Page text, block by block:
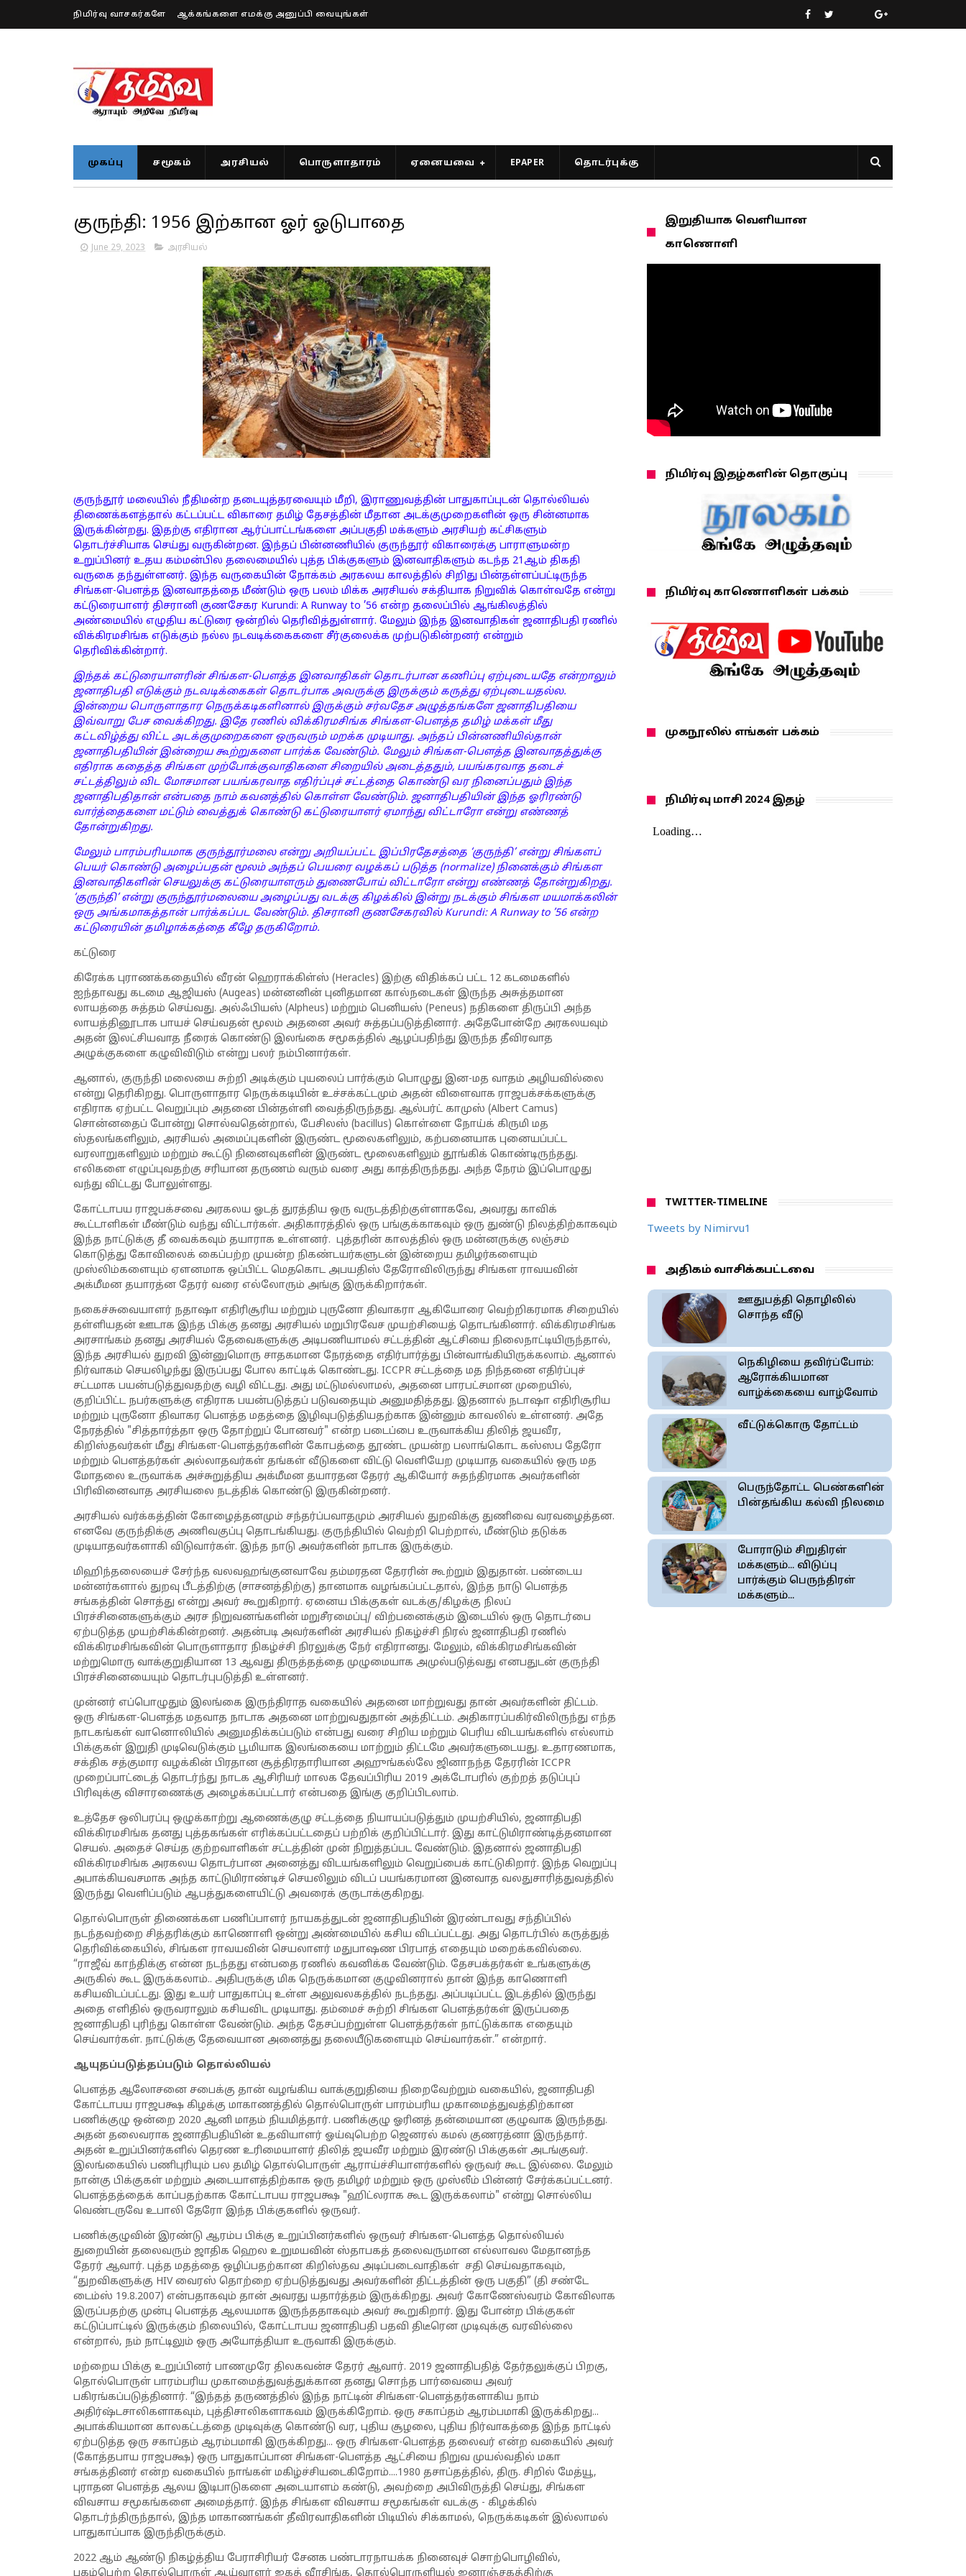
நிமிர்வு வாசகர்களே ஆக்கங்களை எமக்கு அனுப்பி வையுங்கள்
முகப்பு சமூகம் அரசியல் பொருளாதாரம் ஏனையவை EPAPER தொடர்புக்கு
குருந்தி: 1956 இற்கான ஓர் ஓடுபாதை
June 29, 2023 அரசியல்
குருந்தூர் மலையில் நீதிமன்ற தடையுத்தரவையும் மீறி, இராணுவத்தின் பாதுகாப்புடன் தொல்லியல்
திணைக்களத்தால் கட்டப்பட்ட விகாரை தமிழ் தேசத்தின் மீதான அடக்குமுறைகளின் ஒரு சின்னமாக
இருக்கின்றது. இதற்கு எதிரான ஆர்ப்பாட்டங்களை அப்பகுதி மக்களும் அரசியற் கட்சிகளும்
தொடர்ச்சியாக செய்து வருகின்றன. இந்தப் பின்னணியில் குருந்தூர் விகாரைக்கு பாராளுமன்ற
உறுப்பினர் உதய கம்மன்பில தலைமையில் புத்த பிக்குகளும் இனவாதிகளும் கடந்த 21ஆம் திகதி
வருகை தந்துள்ளனர். இந்த வருகையின் நோக்கம் அரகலய காலத்தில் சிறிது பின்தள்ளப்பட்டிருந்த
சிங்கள-பௌத்த இனவாதத்தை மீண்டும் ஒரு பலம் மிக்க அரசியல் சக்தியாக நிறுவிக் கொள்வதே என்று
கட்டுரையாளர் திசரானி குணசேகர Kurundi: A Runway to ’56 என்ற தலைப்பில் ஆங்கிலத்தில்
அண்மையில் எழுதிய கட்டுரை ஒன்றில் தெரிவித்துள்ளார். மேலும் இந்த இனவாதிகள் ஜனாதிபதி ரணில்
விக்கிரமசிங்க எடுக்கும் நல்ல நடவடிக்கைகளை சீர்குலைக்க முற்படுகின்றனர் என்றும்
தெரிவிக்கின்றார்.
இந்தக் கட்டுரையாளரின் சிங்கள-பௌத்த இனவாதிகள் தொடர்பான கணிப்பு ஏற்புடையதே என்றாலும்
ஜனாதிபதி எடுக்கும் நடவடிக்கைகள் தொடர்பாக அவருக்கு இருக்கும் கருத்து ஏற்புடையதல்ல.
இன்றைய பொருளாதார நெருக்கடிகளினால் இருக்கும் சர்வதேச அழுத்தங்களே ஜனாதிபதியை
இவ்வாறு பேச வைக்கிறது. இதே ரணில் விக்கிரமசிங்க சிங்கள-பௌத்த தமிழ் மக்கள் மீது
கட்டவிழ்த்து விட்ட அடக்குமுறைகளை ஒருவரும் மறக்க முடியாது. அந்தப் பின்னணியில்தான்
ஜனாதிபதியின் இன்றைய கூற்றுகளை பார்க்க வேண்டும். மேலும் சிங்கள-பௌத்த இனவாதத்துக்கு
எதிராக கதைத்த சிங்கள முற்போக்குவாதிகளை சிறையில் அடைத்ததும், பயங்கரவாத தடைச்
சட்டத்திலும் விட மோசமான பயங்கரவாத எதிர்ப்புச் சட்டத்தை கொண்டு வர நினைப்பதும் இந்த
ஜனாதிபதிதான் என்பதை நாம் கவனத்தில் கொள்ள வேண்டும். ஜனாதிபதியின் இந்த ஓரிரண்டு
வார்த்தைகளை மட்டும் வைத்துக் கொண்டு கட்டுரையாளர் ஏமாந்து விட்டாரோ என்று எண்ணத்
தோன்றுகிறது.
மேலும் பாரம்பரியமாக குருந்தூர்மலை என்று அறியப்பட்ட இப்பிரதேசத்தை ‘குருந்தி’ என்று சிங்களப்
பெயர் கொண்டு அழைப்பதன் மூலம் அந்தப் பெயரை வழக்கப் படுத்த (normalize) நினைக்கும் சிங்கள
இனவாதிகளின் செயலுக்கு கட்டுரையாளரும் துணைபோய் விட்டாரோ என்று எண்ணத் தோன்றுகிறது.
‘குருந்தி’ என்று குருந்தூர்மலையை அழைப்பது வடக்கு கிழக்கில் இன்று நடக்கும் சிங்கள மயமாக்கலின்
ஒரு அங்கமாகத்தான் பார்க்கப்பட வேண்டும். திசரானி குணசேகரவில் Kurundi: A Runway to ’56 என்ற
கட்டுரையின் தமிழாக்கத்தை கீழே தருகிறோம்.
கட்டுரை
கிரேக்க புராணக்கதையில் வீரன் ஹெராக்கிள்ஸ் (Heracles) இற்கு விதிக்கப் பட்ட 12 கடமைகளில்
ஐந்தாவது கடமை ஆஜியஸ் (Augeas) மன்னனின் புனிதமான கால்நடைகள் இருந்த அசுத்தமான
லாயத்தை சுத்தம் செய்வது. அல்ஃபியஸ் (Alpheus) மற்றும் பெனியஸ் (Peneus) நதிகளை திருப்பி அந்த
லாயத்தினூடாக பாயச் செய்வதன் மூலம் அதனை அவர் சுத்தப்படுத்தினார். அதேபோன்றே அரகலயவும்
அதன் இலட்சியவாத நீரைக் கொண்டு இலங்கை சமூகத்தில் ஆழப்பதிந்து இருந்த தீவிரவாத
அழுக்குகளை கழுவிவிடும் என்று பலர் நம்பினார்கள்.
ஆனால், குருந்தி மலையை சுற்றி அடிக்கும் புயலைப் பார்க்கும் பொழுது இன-மத வாதம் அழியவில்லை
என்று தெரிகிறது. பொருளாதார நெருக்கடியின் உச்சக்கட்டமும் அதன் விளைவாக ராஜபக்சக்களுக்கு
எதிராக ஏற்பட்ட வெறுப்பும் அதனை பின்தள்ளி வைத்திருந்தது. ஆல்பர்ட் காமுஸ் (Albert Camus)
சொன்னதைப் போன்று சொல்வதென்றால், பேசிலஸ் (bacillus) கொள்ளை நோய்க் கிருமி மத
ஸ்தலங்களிலும், அரசியல் அமைப்புகளின் இருண்ட மூலைகளிலும், கற்பனையாக புனையப்பட்ட
வரலாறுகளிலும் மற்றும் கூட்டு நினைவுகளின் இருண்ட மூலைகளிலும் தூங்கிக் கொண்டிருந்தது.
எலிகளை எழுப்புவதற்கு சரியான தருணம் வரும் வரை அது காத்திருந்தது. அந்த நேரம் இப்பொழுது
வந்து விட்டது போலுள்ளது.
கோட்டாபய ராஜபக்சவை அரகலய ஓடத் துரத்திய ஒரு வருடத்திற்குள்ளாகவே, அவரது காவிக்
கூட்டாளிகள் மீண்டும் வந்து விட்டார்கள். அதிகாரத்தில் ஒரு பங்குக்காகவும் ஒரு துண்டு நிலத்திற்காகவும்
இந்த நாட்டுக்கு தீ வைக்கவும் தயாராக உள்ளனர். புத்தரின் காலத்தில் ஒரு மன்னருக்கு லஞ்சம்
கொடுத்து கோவிலைக் கைப்பற்ற முயன்ற நிகண்டயர்களுடன் இன்றைய தமிழர்களையும்
முஸ்லிம்களையும் ஏளனமாக ஒப்பிட்ட மெதகொட அபயதிஸ் தேரோவிலிருந்து சிங்கள ராவயவின்
அக்மீமன தயாரத்ன தேரர் வரை எல்லோரும் அங்கு இருக்கிறார்கள்.
நகைச்சுவையாளர் நதாஷா எதிரிசூரிய மற்றும் புருனோ திவாகரா ஆகியோரை வெற்றிகரமாக சிறையில்
தள்ளியதன் ஊடாக இந்த பிக்கு தனது அரசியல் மறுபிரவேச முயற்சியைத் தொடங்கினார். விக்கிரமசிங்க
அரசாங்கம் தனது அரசியல் தேவைகளுக்கு அடிபணியாமல் சட்டத்தின் ஆட்சியை நிலைநாட்டியிருந்தால்,
இந்த அரசியல் துறவி இன்னுமொரு சாதகமான நேரத்தை எதிர்பார்த்து பின்வாங்கியிருக்கலாம். ஆனால்
நிர்வாகம் செயலிழந்து இருப்பது போல காட்டிக் கொண்டது. ICCPR சட்டத்தை மத நிந்தனை எதிர்ப்புச்
சட்டமாக பயன்படுத்துவதற்கு வழி விட்டது. அது மட்டுமல்லாமல், அதனை பாரபட்சமான முறையில்,
குறிப்பிட்ட நபர்களுக்கு எதிராக பயன்படுத்தப் படுவதையும் அனுமதித்தது. இதனால் நடாஷா எதிரிசூரிய
மற்றும் புருனோ திவாகர பௌத்த மதத்தை இழிவுபடுத்தியதற்காக இன்னும் காவலில் உள்ளனர். அதே
நேரத்தில் "சித்தார்த்தா ஒரு தோற்றுப் போனவர்" என்ற படைப்பை உருவாக்கிய திலித் ஜயவீர,
கிறிஸ்தவர்கள் மீது சிங்கள-பௌத்தர்களின் கோபத்தை தூண்ட முயன்ற பலாங்கொட கஸ்ஸப தேரோ
மற்றும் பௌத்தர்கள் அல்லாதவர்கள் தங்கள் வீடுகளை விட்டு வெளியேற முடியாத வகையில் ஒரு மத
மோதலை உருவாக்க அச்சுறுத்திய அக்மீமன தயாரதன தேரர் ஆகியோர் சுதந்திரமாக அவர்களின்
பிரிவினைவாத அரசியலை நடத்திக் கொண்டு இருகின்றனர்.
அரசியல் வர்க்கத்தின் கோழைத்தனமும் சந்தர்ப்பவாதமும் அரசியல் துறவிக்கு துணிவை வரவழைத்தன.
எனவே குருந்திக்கு அணிவகுப்பு தொடங்கியது. குருந்தியில் வெற்றி பெற்றால், மீண்டும் தடுக்க
முடியாதவர்களாகி விடுவார்கள். இந்த நாடு அவர்களின் நாடாக இருக்கும்.
மிஹிந்தலையைச் சேர்ந்த வலவஹங்குனவாவே தம்மரதன தேரரின் கூற்றும் இதுதான். பண்டைய
மன்னர்களால் துறவு பீடத்திற்கு (சாசனத்திற்கு) தானமாக வழங்கப்பட்டதால், இந்த நாடு பௌத்த
சங்கத்தின் சொத்து என்று அவர் கூறுகிறார். ஏனைய பிக்குகள் வடக்கு/கிழக்கு நிலப்
பிரச்சினைகளுக்கும் அரச நிறுவனங்களின் மறுசீரமைப்பு/ விற்பனைக்கும் இடையில் ஒரு தொடர்பை
ஏற்படுத்த முயற்சிக்கின்றனர். அதன்படி அவர்களின் அரசியல் நிகழ்ச்சி நிரல் ஜனாதிபதி ரணில்
விக்கிரமசிங்கவின் பொருளாதார நிகழ்ச்சி நிரலுக்கு நேர் எதிரானது. மேலும், விக்கிரமசிங்கவின்
மற்றுமொரு வாக்குறுதியான 13 ஆவது திருத்தத்தை முழுமையாக அமுல்படுத்வது எனபதுடன் குருந்தி
பிரச்சினையையும் தொடர்புபடுத்தி உள்ளனர்.
முன்னர் எப்பொழுதும் இலங்கை இருந்திராத வகையில் அதனை மாற்றுவது தான் அவர்களின் திட்டம்.
ஒரு சிங்கள-பௌத்த மதவாத நாடாக அதனை மாற்றுவதுதான் அத்திட்டம். அதிகாரப்பகிர்விலிருந்து எந்த
நாடகங்கள் வானொலியில் அனுமதிக்கப்படும் என்பது வரை சிறிய மற்றும் பெரிய விடயங்களில் எல்லாம்
பிக்குகள் இறுதி முடிவெடுக்கும் பூமியாக இலங்கையை மாற்றும் திட்டமே அவர்களுடையது. உதாரணமாக,
சக்திக சத்குமார வழக்கின் பிரதான சூத்திரதாரியான அஹுங்கல்லே ஜினாநந்த தேரரின் ICCPR
முறைப்பாட்டைத் தொடர்ந்து நாடக ஆசிரியர் மாலக தேவப்பிரிய 2019 அக்டோபரில் குற்றத் தடுப்புப்
பிரிவுக்கு விசாரணைக்கு அழைக்கப்பட்டார் என்பதை இங்கு குறிப்பிடலாம்.
உத்தேச ஒலிபரப்பு ஒழுக்காற்று ஆணைக்குழு சட்டத்தை நியாயப்படுத்தும் முயற்சியில், ஜனாதிபதி
விக்கிரமசிங்க தனது புத்தகங்கள் எரிக்கப்பட்டதைப் பற்றிக் குறிப்பிட்டார். இது காட்டுமிராண்டித்தனமான
செயல். அதைச் செய்த குற்றவாளிகள் சட்டத்தின் முன் நிறுத்தப்பட வேண்டும். இதனால் ஜனாதிபதி
விக்கிரமசிங்க அரகலய தொடர்பான அனைத்து விடயங்களிலும் வெறுப்பைக் காட்டுகிறார். இந்த வெறுப்பு
அபாக்கியவசமாக அந்த காட்டுமிராண்டிச் செயலிலும் விடப் பயங்கரமான இனவாத வலதுசாரித்துவத்தில்
இருந்து வெளிப்படும் ஆபத்துகளையிட்டு அவரைக் குருடாக்குகிறது.
தொல்பொருள் திணைக்கள பணிப்பாளர் நாயகத்துடன் ஜனாதிபதியின் இரண்டாவது சந்திப்பில்
நடந்தவற்றை சித்தரிக்கும் காணொளி ஒன்று அண்மையில் கசிய விடப்பட்டது. அது தொடர்பில் கருத்துத்
தெரிவிக்கையில், சிங்கள ராவயவின் செயலாளர் மதுபாஷண பிரபாத் எதையும் மறைக்கவில்லை.
“ராஜீவ் காந்திக்கு என்ன நடந்தது என்பதை ரணில் கவனிக்க வேண்டும். தேசபக்தர்கள் உங்களுக்கு
அருகில் கூட இருக்கலாம்.. அதிபருக்கு மிக நெருக்கமான குழுவினரால் தான் இந்த காணொளி
கசியவிடப்பட்டது. இது உயர் பாதுகாப்பு உள்ள அலுவலகத்தில் நடந்தது. அப்படிப்பட்ட இடத்தில் இருந்து
அதை எளிதில் ஒருவராலும் கசியவிட முடியாது. தம்மைச் சுற்றி சிங்கள பௌத்தர்கள் இருப்பதை
ஜனாதிபதி புரிந்து கொள்ள வேண்டும். அந்த தேசப்பற்றுள்ள பௌத்தர்கள் நாட்டுக்காக எதையும்
செய்வார்கள். நாட்டுக்கு தேவையான அனைத்து தலையீடுகளையும் செய்வார்கள்.” என்றார்.
ஆயுதப்படுத்தப்படும் தொல்லியல்
பௌத்த ஆலோசனை சபைக்கு தான் வழங்கிய வாக்குறுதியை நிறைவேற்றும் வகையில், ஜனாதிபதி
கோட்டாபய ராஜபக்ஷ கிழக்கு மாகாணத்தில் தொல்பொருள் பாரம்பரிய முகாமைத்துவத்திற்கான
பணிக்குழு ஒன்றை 2020 ஆனி மாதம் நியமித்தார். பணிக்குழு ஓரினத் தன்மையான குழுவாக இருந்தது.
அதன் தலைவராக ஜனாதிபதியின் உதவியாளர் ஓய்வுபெற்ற ஜெனரல் கமல் குணரத்னா இருந்தார்.
அதன் உறுப்பினர்களில் தெரண உரிமையாளர் திலித் ஜயவீர மற்றும் இரண்டு பிக்குகள் அடங்குவர்.
இலங்கையில் பணிபுரியும் பல தமிழ் தொல்பொருள் ஆராய்ச்சியாளர்களில் ஒருவர் கூட இல்லை. மேலும்
நான்கு பிக்குகள் மற்றும் அடையாளத்திற்காக ஒரு தமிழர் மற்றும் ஒரு முஸ்லீம் பின்னர் சேர்க்கப்பட்டனர்.
பௌத்தத்தைக் காப்பதற்காக கோட்டாபய ராஜபக்ஷ "ஹிட்லராக கூட இருக்கலாம்" என்று சொல்லிய
வெண்டருவே உபாலி தேரோ இந்த பிக்குகளில் ஒருவர்.
பணிக்குழுவின் இரண்டு ஆரம்ப பிக்கு உறுப்பினர்களில் ஒருவர் சிங்கள-பௌத்த தொல்லியல்
துறையின் தலைவரும் ஜாதிக ஹெல உறுமயவின் ஸ்தாபகத் தலைவருமான எல்லாவல மேதானந்த
தேரர் ஆவார். புத்த மதத்தை ஒழிப்பதற்கான கிறிஸ்தவ அடிப்படைவாதிகள் சதி செய்வதாகவும்,
“துறவிகளுக்கு HIV வைரஸ் தொற்றை ஏற்படுத்துவது அவர்களின் திட்டத்தின் ஒரு பகுதி” (தி சண்டே
டைம்ஸ் 19.8.2007) என்பதாகவும் தான் அவரது யதார்த்தம் இருக்கிறது. அவர் கோணேஸ்வரம் கோவிலாக
இருப்பதற்கு முன்பு பௌத்த ஆலயமாக இருந்ததாகவும் அவர் கூறுகிறார். இது போன்ற பிக்குகள்
கட்டுப்பாட்டில் இருக்கும் நிலையில், கோட்டாபய ஜனாதிபதி பதவி திடீரென முடிவுக்கு வரவில்லை
என்றால், நம் நாட்டிலும் ஒரு அயோத்தியா உருவாகி இருக்கும்.
மற்றைய பிக்கு உறுப்பினர் பாணமுரே திலகவன்ச தேரர் ஆவார். 2019 ஜனாதிபதித் தேர்தலுக்குப் பிறகு,
தொல்பொருள் பாரம்பரிய முகாமைத்துவத்துக்கான தனது சொந்த பார்வையை அவர்
பகிரங்கப்படுத்தினார். “இந்தத் தருணத்தில் இந்த நாட்டின் சிங்கள-பௌத்தர்களாகிய நாம்
அதிர்ஷ்டசாலிகளாகவும், புத்திசாலிகளாகவம் இருக்கிறோம். ஒரு சகாப்தம் ஆரம்பமாகி இருக்கிறது...
அபாக்கியமான காலகட்டத்தை முடிவுக்கு கொண்டு வர, புதிய சூழலை, புதிய நிர்வாகத்தை இந்த நாட்டில்
ஏற்படுத்த ஒரு சகாப்தம் ஆரம்பமாகி இருக்கிறது... ஒரு சிங்கள-பௌத்த தலைவர் என்ற வகையில் அவர்
(கோத்தபாய ராஜபக்ஷ) ஒரு பாதுகாப்பான சிங்கள-பௌத்த ஆட்சியை நிறுவ முயல்வதில் மகா
சங்கத்தினர் என்ற வகையில் நாங்கள் மகிழ்ச்சியடைகிறோம்....1980 தசாப்தத்தில், திரு. சிறில் மேத்யூ,
புராதன பௌத்த ஆலய இடிபாடுகளை அடையாளம் கண்டு, அவற்றை அபிவிருத்தி செய்து, சிங்கள
விவசாய சமூகங்களை அமைத்தார். இந்த சிங்கள விவசாய சமூகங்கள் வடக்கு - கிழக்கில்
தொடர்ந்திருந்தால், இந்த மாகாணங்கள் தீவிரவாதிகளின் பிடியில் சிக்காமல், நெருக்கடிகள் இல்லாமல்
பாதுகாப்பாக இருந்திருக்கும்.
2022 ஆம் ஆண்டு நிகழ்த்திய பேராசிரியர் சேனக பண்டாரநாயக்க நினைவுச் சொற்பொழிவில்,
புகழ்பெற்ற தொல்பொருள் ஆய்வாளர் ஜகத் வீரசிங்க, தொல்பொருளியல் ஜனரஞ்சகத்திற்கு
இறுதியாக வெளியான
காணொளி
நிமிர்வு இதழ்களின் தொகுப்பு
நிமிர்வு காணொளிகள் பக்கம்
முகநூலில் எங்கள் பக்கம்
நிமிர்வு மாசி 2024 இதழ்
TWITTER-TIMELINE
Tweets by Nimirvu1
அதிகம் வாசிக்கபட்டவை
ஊதுபத்தி தொழிலில்
சொந்த வீடு
நெகிழியை தவிர்ப்போம்:
ஆரோக்கியமான
வாழ்க்கையை வாழ்வோம்
வீட்டுக்கொரு தோட்டம்
பெருந்தோட்ட பெண்களின்
பின்தங்கிய கல்வி நிலமை
போராடும் சிறுதிரள்
மக்களும்... விடுப்பு
பார்க்கும் பெருந்திரள்
மக்களும்...